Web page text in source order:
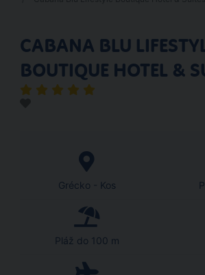
CABANA BLU
BOUTIQUE HOTEL &
Grécko - Kos
Pláž do 100 m